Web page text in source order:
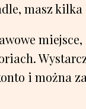
masz
i można